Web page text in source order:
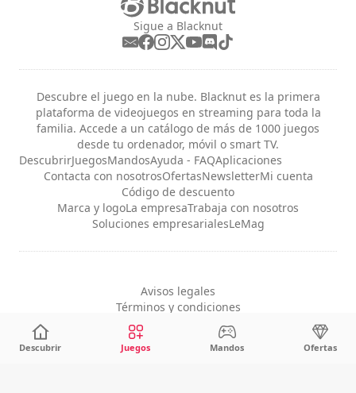
Sigue a Blacknut
Descubre el juego en la nube. Blacknut es la primera
plataforma de videojuegos en streaming para toda la
familia. Accede a un catálogo de más de 1000 juegos
desde tu ordenador, móvil o smart TV.
DescubrirJuegosMandosAyuda - FAQAplicaciones
Contacta con nosotrosOfertasNewsletterMi cuenta
Código de descuento
Marca y logoLa empresaTrabaja con nosotros
Soluciones empresarialesLeMag
Avisos legales
Términos y condiciones
Configuración de cookies
Descubrir Juegos Mandos Ofertas